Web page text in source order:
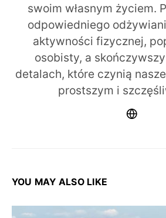
swoim własnym życiem.
odpowiedniego
aktywności fizycznej,
osobisty, a
detalach, które czynią
prostszym i
YOU MAY ALSO LIKE